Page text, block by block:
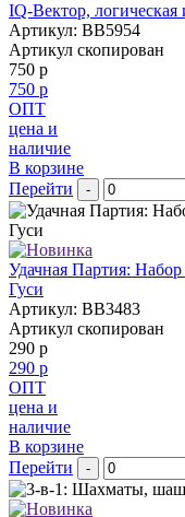
IQ-Вектор,
Артикул: BB5954
Артикул скопирован
750 р
750 р
ОПТ
цена и
наличие
В корзине
Перейти
-
Удачная Партия:
Гуси
Артикул: BB3483
Артикул скопирован
290 р
290 р
ОПТ
цена и
наличие
В корзине
Перейти
-